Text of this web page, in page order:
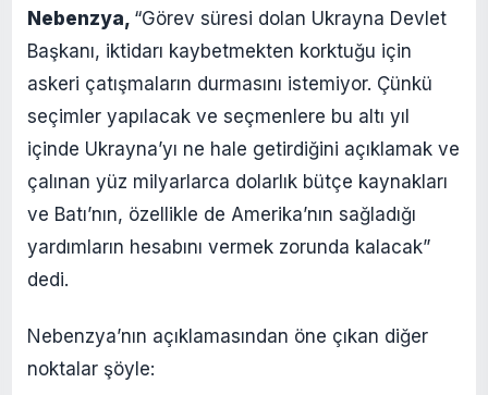
Nebenzya, “Görev süresi dolan Ukrayna Devlet
Başkanı, iktidarı kaybetmekten korktuğu için
askeri çatışmaların durmasını istemiyor. Çünkü
seçimler yapılacak ve seçmenlere bu altı yıl
içinde Ukrayna’yı ne hale getirdiğini açıklamak ve
çalınan yüz milyarlarca dolarlık bütçe kaynakları
ve Batı’nın, özellikle de Amerika’nın sağladığı
yardımların hesabını vermek zorunda kalacak”
dedi.
Nebenzya’nın açıklamasından öne çıkan diğer
noktalar şöyle: